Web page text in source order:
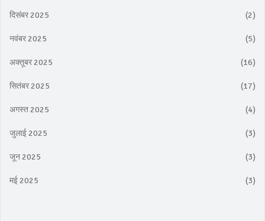
दिसंबर 2025 (2)
नवंबर 2025 (5)
अक्तूबर 2025 (16)
सितंबर 2025 (17)
अगस्त 2025 (4)
जुलाई 2025 (3)
जून 2025 (3)
मई 2025 (3)